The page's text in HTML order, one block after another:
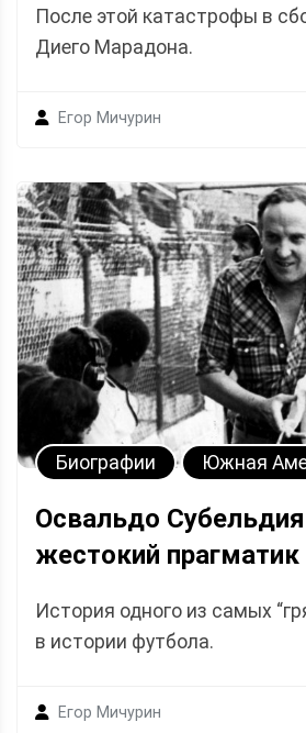
После этой катастрофы в
Диего Марадона.
Егор Мичурин
Биографии Южная
Освальдо
жестокий прагматик
История одного из самых
в истории футбола.
Егор Мичурин